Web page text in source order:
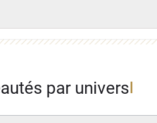
par univers